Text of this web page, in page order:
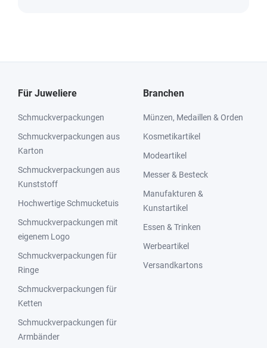
Für Juweliere
Schmuckverpackungen
Schmuckverpackungen aus
Karton
Schmuckverpackungen aus
Kunststoff
Hochwertige Schmucketuis
Schmuckverpackungen mit
eigenem Logo
Schmuckverpackungen für
Ringe
Schmuckverpackungen für
Ketten
Schmuckverpackungen für
Armbänder
Branchen
Münzen, Medaillen & Orden
Kosmetikartikel
Modeartikel
Messer & Besteck
Manufakturen &
Kunstartikel
Essen & Trinken
Werbeartikel
Versandkartons